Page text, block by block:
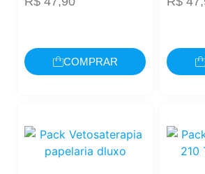
COMPRAR